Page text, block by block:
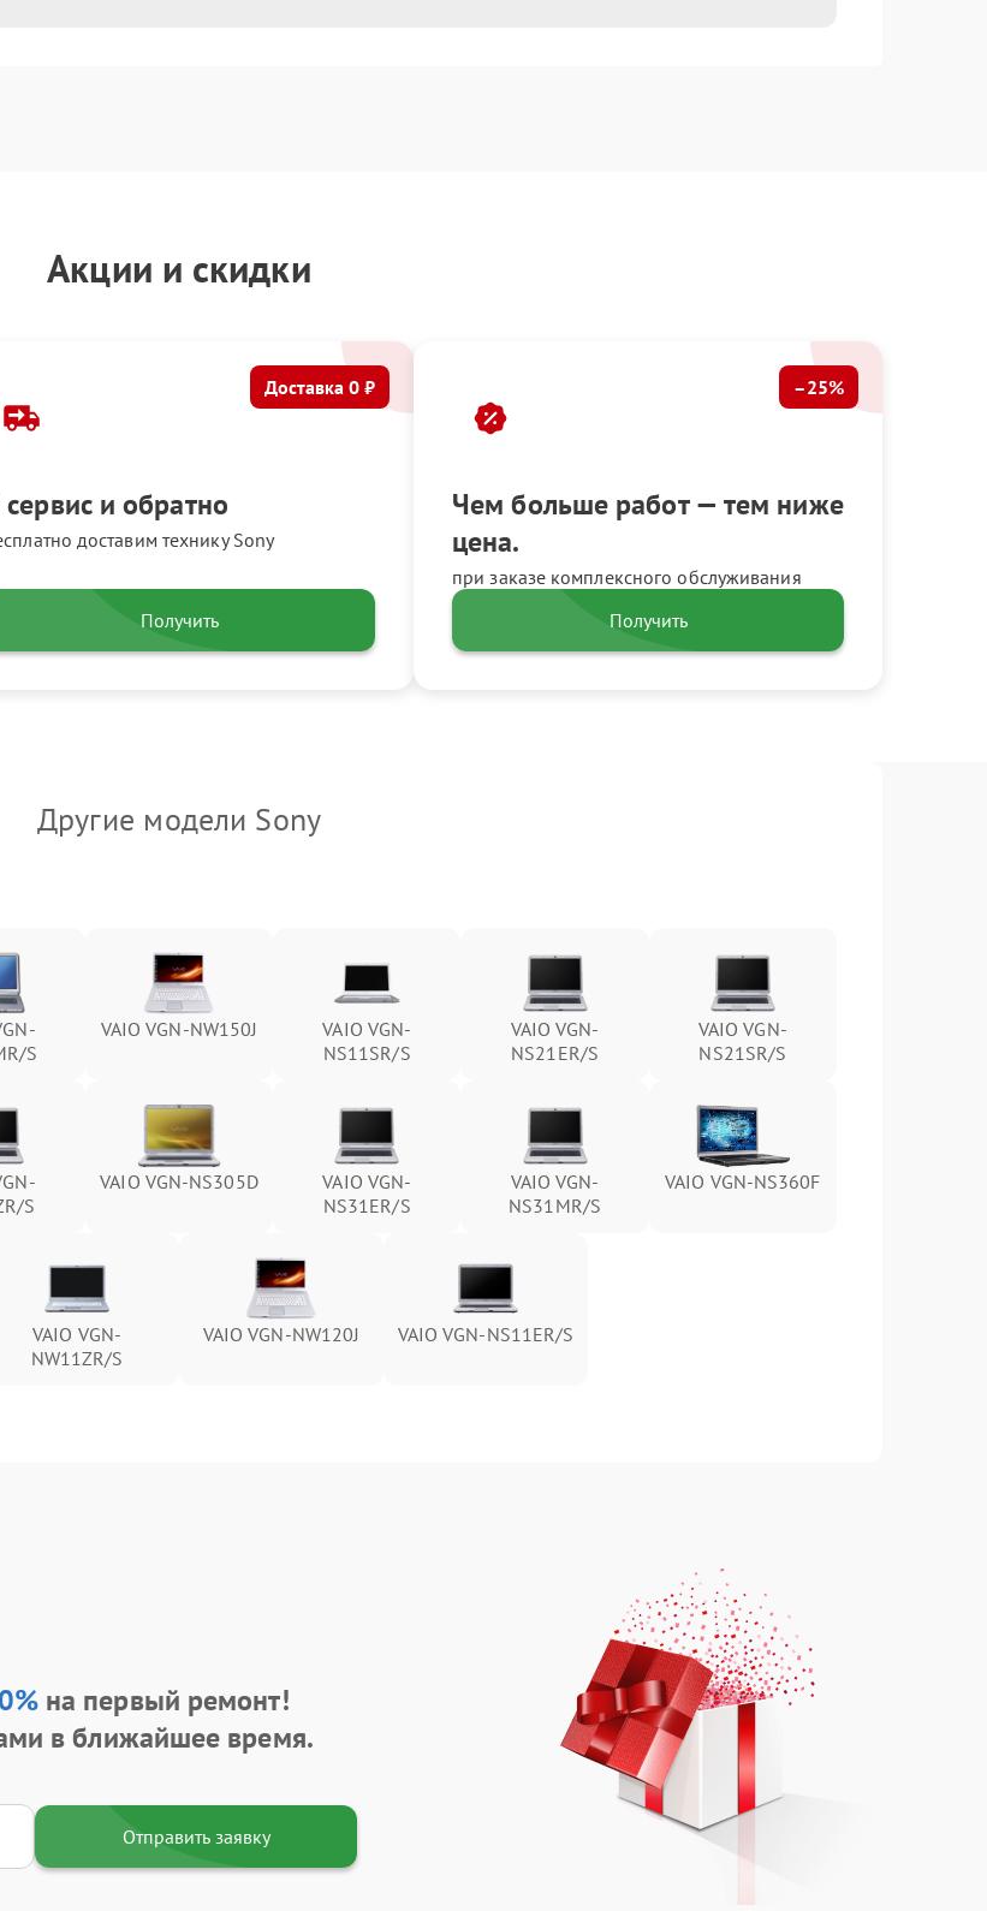
Акции и скидки
и обратно
доставим технику Sony
Доставка 0 ₽
Получить
Чем больше работ — тем ниже
цена.
при заказе комплексного обслуживания
–25%
Получить
Другие модели Sony
S
VAIO VGN-NW150J
VAIO VGN-
NS11SR/S
VAIO VGN-
NS21ER/S
VAIO VGN-
NS21SR/S
S
VAIO VGN-NS305D
VAIO VGN-
NS31ER/S
VAIO VGN-
NS31MR/S
VAIO VGN-NS360F
VAIO VGN-
NW11ZR/S
VAIO VGN-NW120J VAIO VGN-NS11ER/S
на первый ремонт!
в ближайшее время.
Отправить заявку